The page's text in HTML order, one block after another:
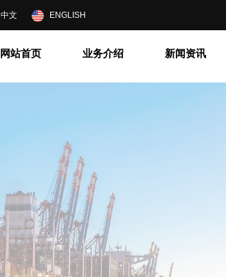
网站首页 业务介绍 新闻资讯
中文 ENGLISH